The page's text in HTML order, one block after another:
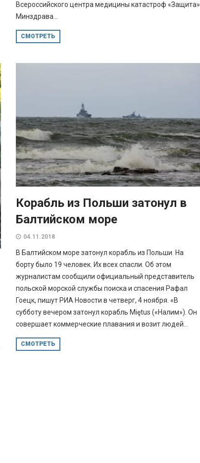
Всероссийского центра медицины катастроф «Защита»
Минздрава...
СМОТРЕТЬ
Корабль из Польши затонул в
Балтийском море
04.11.2018
В Балтийском море затонул корабль из Польши. На
борту было 19 человек. Их всех спасли. Об этом
журналистам сообщили официальный представитель
польской морской службы поиска и спасения Рафал
Гоецк, пишут РИА Новости в четверг, 4 ноября. «В
субботу вечером затонул корабль Miętus («Налим»). Он
совершает коммерческие плавания и возит людей...
СМОТРЕТЬ